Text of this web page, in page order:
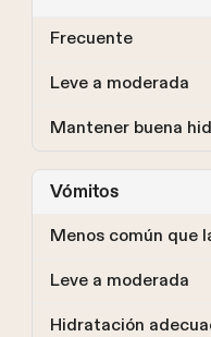
Frecuente
Leve a moderada
Mantener buena
Vómitos
Menos común que
Leve a moderada
Hidratación